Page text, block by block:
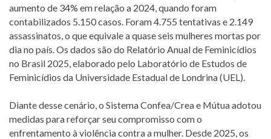
aumento de 34% em relação a 2024, quando foram
contabilizados 5.150 casos. Foram 4.755 tentativas e 2.149
assassinatos, o que equivale a quase seis mulheres mortas por
dia no país. Os dados são do Relatório Anual de Feminicídios
no Brasil 2025, elaborado pelo Laboratório de Estudos de
Feminicídios da Universidade Estadual de Londrina (UEL).
Diante desse cenário, o Sistema Confea/Crea e Mútua adotou
medidas para reforçar seu compromisso com o
enfrentamento à violência contra a mulher. Desde 2025, os